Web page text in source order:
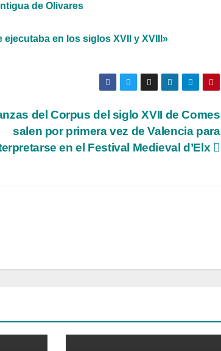
de Olivares
en los siglos XVII y XVIII»
del Corpus del siglo XVII de Comes
salen por primera vez de Valencia para
en el Festival Medieval d’Elx